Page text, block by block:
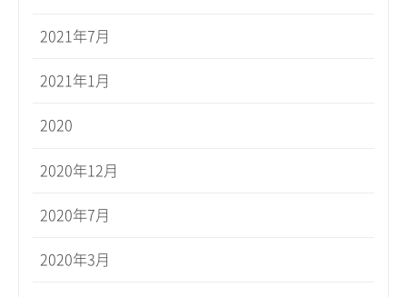
2021年7月
2021年1月
2020
2020年12月
2020年7月
2020年3月